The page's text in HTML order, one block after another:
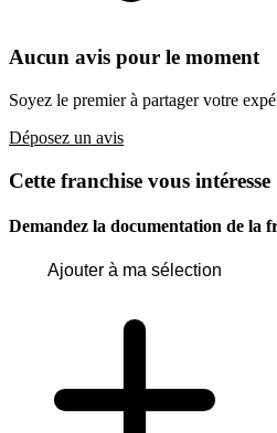
Aucun avis pour le moment
Soyez le premier à partager votre
Déposez un avis
Cette franchise vous intéresse
Demandez la documentation de la
Ajouter à ma sélection